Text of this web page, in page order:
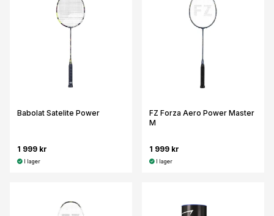
Babolat Satelite Power
1 999 kr
I lager
FZ Forza Aero Power Master
M
1 999 kr
I lager